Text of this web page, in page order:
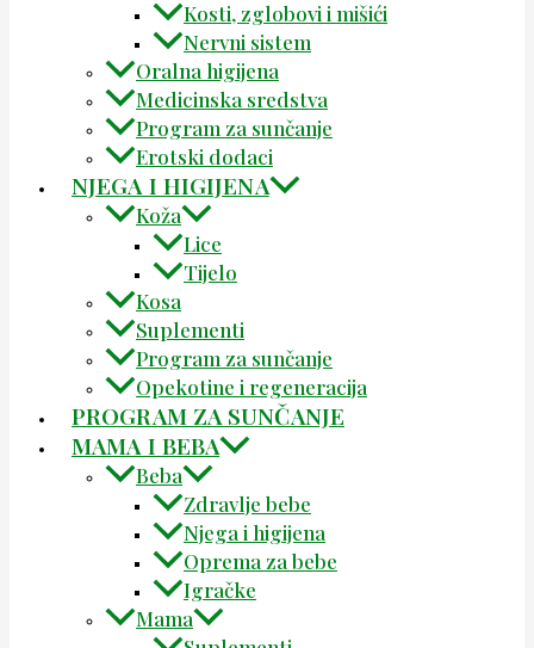
Kosti, zglobovi i mišići
Nervni sistem
Oralna higijena
Medicinska sredstva
Program za sunčanje
Erotski dodaci
NJEGA I HIGIJENA
Koža
Lice
Tijelo
Kosa
Suplementi
Program za sunčanje
Opekotine i regeneracija
PROGRAM ZA SUNČANJE
MAMA I BEBA
Beba
Zdravlje bebe
Njega i higijena
Oprema za bebe
Igračke
Mama